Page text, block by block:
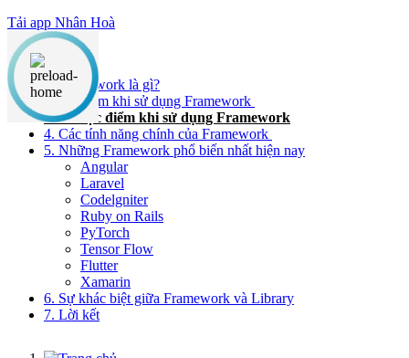
Tải app Nhân Hoà
Nội dung chính
1. Framework là gì?
2. Ưu điểm khi sử dụng Framework
3. Nhược điểm khi sử dụng Framework
4. Các tính năng chính của Framework
5. Những Framework phổ biến nhất hiện nay
Angular
Laravel
Codelgniter
Ruby on Rails
PyTorch
Tensor Flow
Flutter
Xamarin
6. Sự khác biệt giữa Framework và Library
7. Lời kết